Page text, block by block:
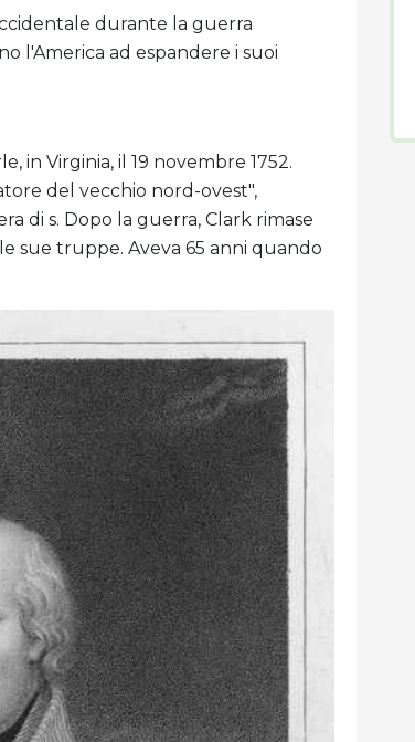
durante la guerra
l'America ad espandere i suoi
in Virginia, il 19 novembre 1752.
del vecchio nord-ovest",
di s. Dopo la guerra, Clark rimase
sue truppe. Aveva 65 anni quando